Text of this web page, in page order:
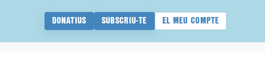
DONATIUS SUBSCRIU-TE EL MEU COMPTE